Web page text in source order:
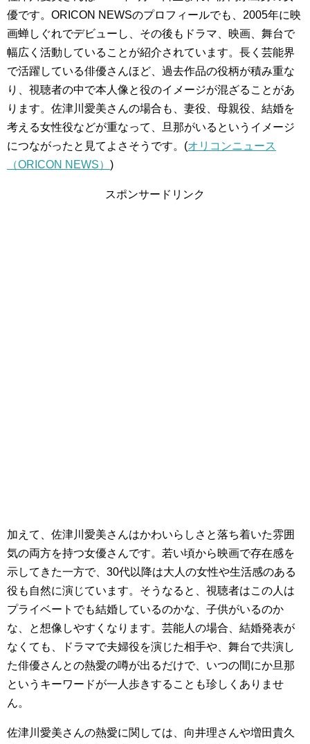
優です。ORICON NEWSのプロフィールでも、2005年に映
画蝉しぐれでデビューし、その後もドラマ、映画、舞台で
幅広く活動していることが紹介されています。長く芸能界
で活躍している俳優さんほど、過去作品の役柄が積み重な
り、視聴者の中で本人像と役のイメージが混ざることがあ
ります。佐津川愛美さんの場合も、妻役、母親役、結婚を
考える女性役などが重なって、旦那がいるというイメージ
につながったと見てよさそうです。(オリコンニュース
（ORICON NEWS） )
スポンサードリンク
加えて、佐津川愛美さんはかわいらしさと落ち着いた雰囲
気の両方を持つ女優さんです。若い頃から映画で存在感を
示してきた一方で、30代以降は大人の女性や生活感のある
役も自然に演じています。そうなると、視聴者はこの人は
プライベートでも結婚しているのかな、子供がいるのか
な、と想像しやすくなります。芸能人の場合、結婚発表が
なくても、ドラマで夫婦役を演じた相手や、舞台で共演し
た俳優さんとの熱愛の噂が出るだけで、いつの間にか旦那
というキーワードが一人歩きすることも珍しくありませ
ん。
佐津川愛美さんの熱愛に関しては、向井理さんや増田貴久